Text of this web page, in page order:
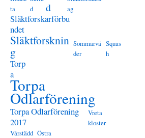
ta
d
d
ag
Släktforskarförbu
ndet
Släktforsknin
g
Sommarvä
der
Squas
h
Torp
a
Torpa
Odlarförening
Torpa Odlarförening
2017
Vreta
kloster
Vårstädd Östra